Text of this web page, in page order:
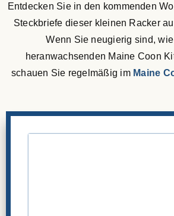
Entdecken Sie in den kommenden
Steckbriefe dieser kleinen Racker
Wenn Sie neugierig sind,
heranwachsenden Maine Coon
schauen Sie regelmäßig im Maine